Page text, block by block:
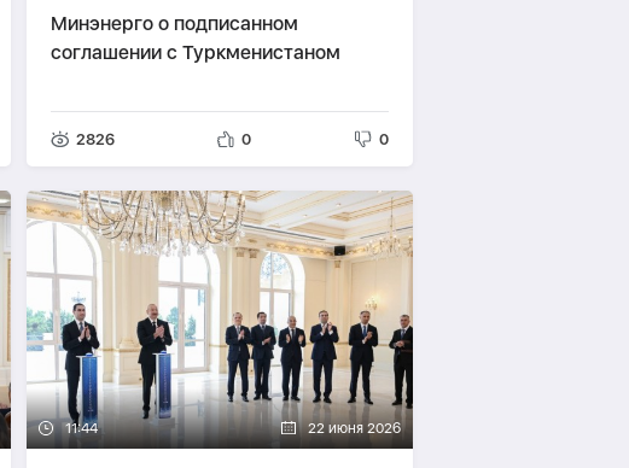
Минэнерго о подписанном
соглашении с Туркменистаном
2826 0 0
11:44 22 июня 2026